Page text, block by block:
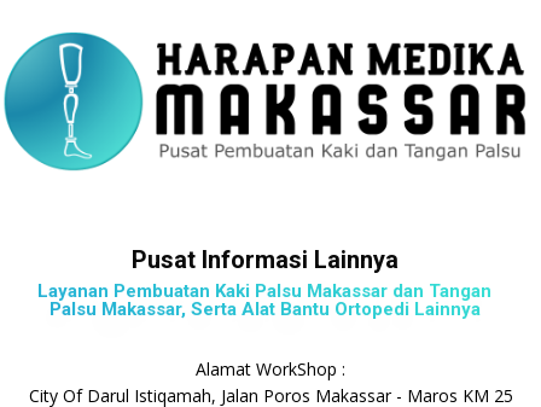
Pusat Informasi Lainnya
Layanan Pembuatan Kaki Palsu Makassar dan Tangan
Palsu Makassar, Serta Alat Bantu Ortopedi Lainnya
Alamat WorkShop :
City Of Darul Istiqamah, Jalan Poros Makassar - Maros KM 25